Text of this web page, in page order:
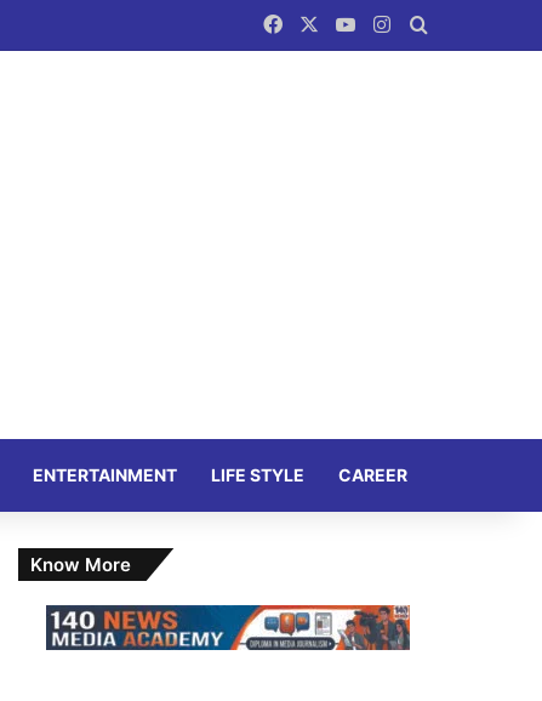
FacebookYouTubeInstagram
ENTERTAINMENT LIFE STYLE CAREER
Know More